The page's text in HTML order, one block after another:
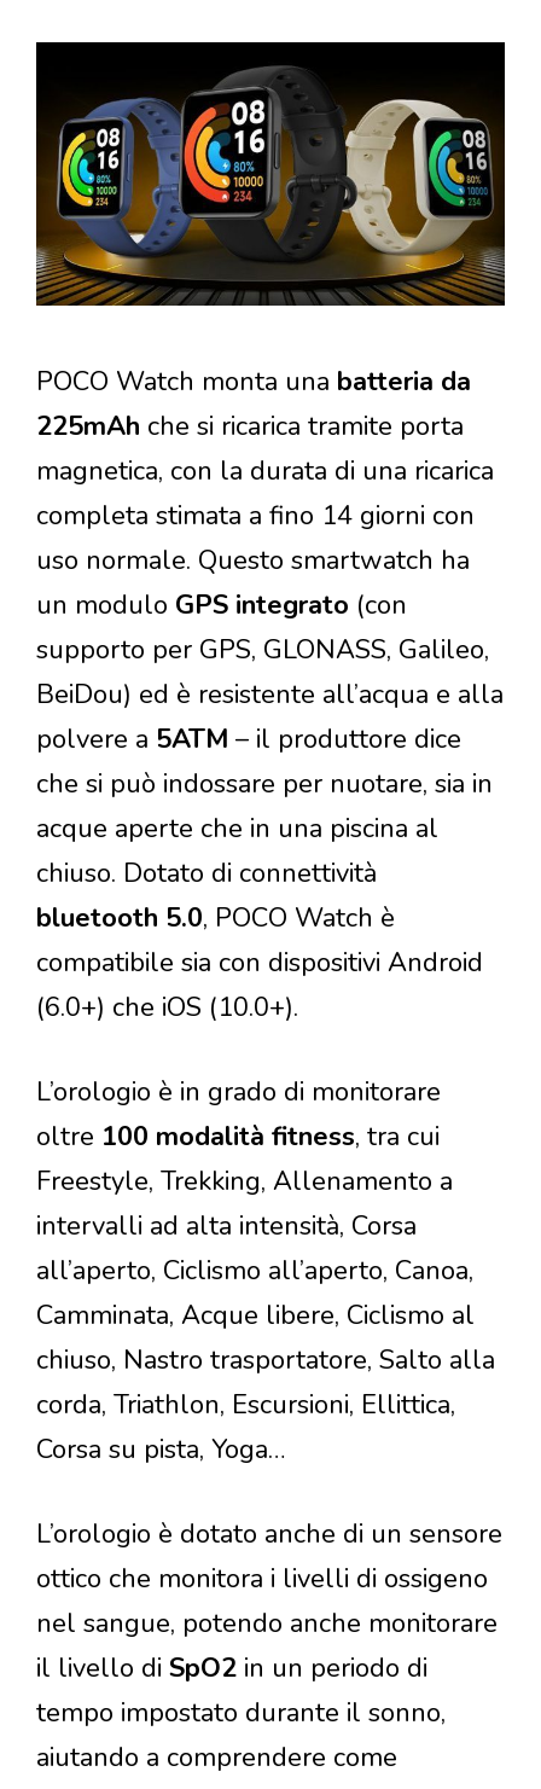
POCO Watch monta una batteria da
225mAh che si ricarica tramite porta
magnetica, con la durata di una ricarica
completa stimata a fino 14 giorni con
uso normale. Questo smartwatch ha
un modulo GPS integrato (con
supporto per GPS, GLONASS, Galileo,
BeiDou) ed è resistente all’acqua e alla
polvere a 5ATM – il produttore dice
che si può indossare per nuotare, sia in
acque aperte che in una piscina al
chiuso. Dotato di connettività
bluetooth 5.0, POCO Watch è
compatibile sia con dispositivi Android
(6.0+) che iOS (10.0+).
L’orologio è in grado di monitorare
oltre 100 modalità fitness, tra cui
Freestyle, Trekking, Allenamento a
intervalli ad alta intensità, Corsa
all’aperto, Ciclismo all’aperto, Canoa,
Camminata, Acque libere, Ciclismo al
chiuso, Nastro trasportatore, Salto alla
corda, Triathlon, Escursioni, Ellittica,
Corsa su pista, Yoga…
L’orologio è dotato anche di un sensore
ottico che monitora i livelli di ossigeno
nel sangue, potendo anche monitorare
il livello di SpO2 in un periodo di
tempo impostato durante il sonno,
aiutando a comprendere come